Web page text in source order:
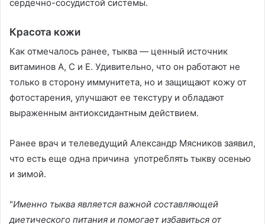
сердечно-сосудистой системы.
Красота кожи
Как отмечалось ранее, тыква — ценный источник
витаминов А, С и Е. Удивительно, что он работают не
только в сторону иммунитета, но и защищают кожу от
фотостарения, улучшают ее текстуру и обладают
выраженным антиоксидантным действием.
Ранее врач и телеведущий Александр Мясников заявил,
что есть еще одна причина употреблять тыкву осенью
и зимой.
"Именно тыква является важной составляющей
диетического питания и помогает избавиться от